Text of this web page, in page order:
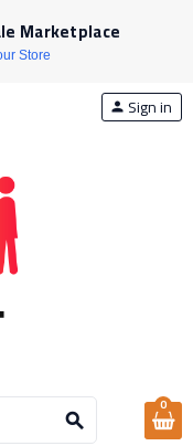
Marketplace
Store
search
person Sign in
0